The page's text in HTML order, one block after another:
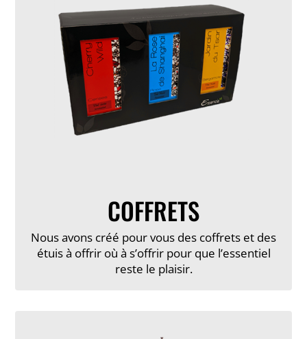
COFFRETS
Nous avons créé pour vous des coffrets et des
étuis à offrir où à s’offrir pour que l’essentiel
reste le plaisir.